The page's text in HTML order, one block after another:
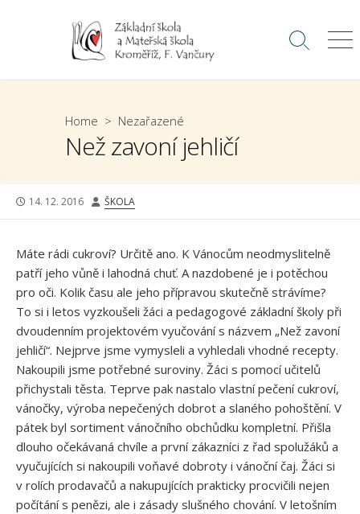
Search
Home > Nezařazené
Než zavoní jehličí
PUBLISHED
14. 12. 2016 AUTHOR
ŠKOLA
Máte rádi cukroví? Určitě ano. K Vánocům neodmyslitelně
patří jeho vůně i lahodná chuť. A nazdobené je i potěchou
pro oči. Kolik času ale jeho přípravou skutečně strávíme?
To si i letos vyzkoušeli žáci a pedagogové základní školy při
dvoudenním projektovém vyučování s názvem „Než zavoní
jehličí“. Nejprve jsme vymysleli a vyhledali vhodné recepty.
Nakoupili jsme potřebné suroviny. Žáci s pomocí učitelů
přichystali těsta. Teprve pak nastalo vlastní pečení cukroví,
vánočky, výroba nepečených dobrot a slaného pohoštění. V
pátek byl sortiment vánočního obchůdku kompletní. Přišla
dlouho očekávaná chvíle a první zákazníci z řad spolužáků a
vyučujících si nakoupili voňavé dobroty i vánoční čaj. Žáci si
v rolích prodavačů a nakupujících prakticky procvičili nejen
počítání s penězi, ale i zásady slušného chování. V letošním